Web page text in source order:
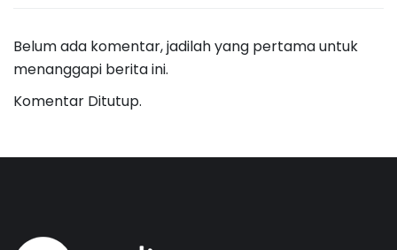
Belum ada komentar, jadilah yang pertama untuk
menanggapi berita ini.
Komentar Ditutup.